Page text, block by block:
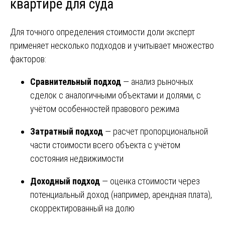
квартире для суда
Для точного определения стоимости доли эксперт
применяет несколько подходов и учитывает множество
факторов:
Сравнительный подход — анализ рыночных
сделок с аналогичными объектами и долями, с
учётом особенностей правового режима
Затратный подход — расчет пропорциональной
части стоимости всего объекта с учётом
состояния недвижимости
Доходный подход — оценка стоимости через
потенциальный доход (например, арендная плата),
скорректированный на долю